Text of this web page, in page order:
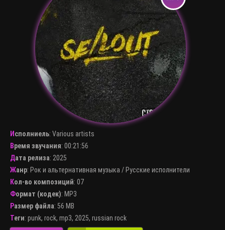
Исполниель: Various artists
Время звучания: 00:21:56
Дата релиза: 2025
Жанр: Рок и альтернативная музыка / Русские исполнители
Кол-во композиций: 07
Формат (кодек): MP3
Размер файла: 56 MB
Теги: punk, rock, mp3, 2025, russian rock